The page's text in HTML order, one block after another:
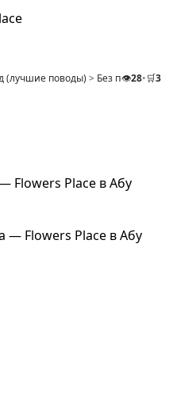
(лучшие поводы) > Без повода>
👁️28•🛒3